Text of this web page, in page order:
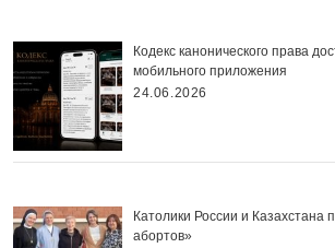
Кодекс канонического права
мобильного приложения
24.06.2026
Католики России и Казахстана
абортов»